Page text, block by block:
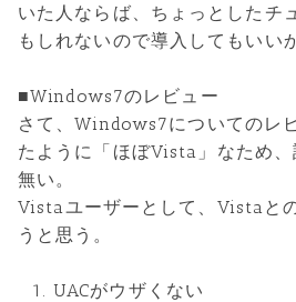
いた人ならば、ちょっとしたチ
もしれないので導入してもいい
■Windows7のレビュー
さて、Windows7についてのレ
たように「ほぼVista」なため
無い。
Vistaユーザーとして、Vistaと
うと思う。
UACがウザくない